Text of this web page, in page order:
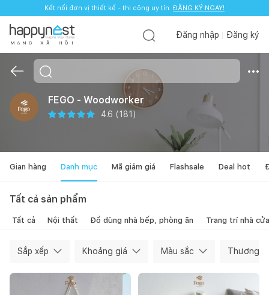
Kết nối đơn vị thiết kế - thi công uy tín. ĐĂNG KÝ NGAY!
M Ạ N G X Ã H Ộ I
Đăng nhập Đăng ký
FEGO - Woodworker
4.6 (181 )
Gian hàng Danh mục Mã giảm giá Flashsale Deal hot
Tất cả sản phẩm
Tất cả Nội thất Đồ dùng nhà bếp, phòng ăn Trang trí nhà cửa
Sắp xếp Khoảng giá Màu sắc Thương